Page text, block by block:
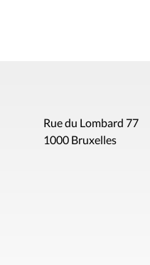
Rue du Lombard 77
1000 Bruxelles